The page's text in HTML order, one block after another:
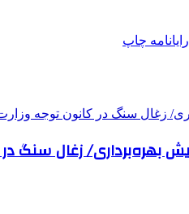
رایانامه چاپ
بهره‌برداری/ زغال سنگ